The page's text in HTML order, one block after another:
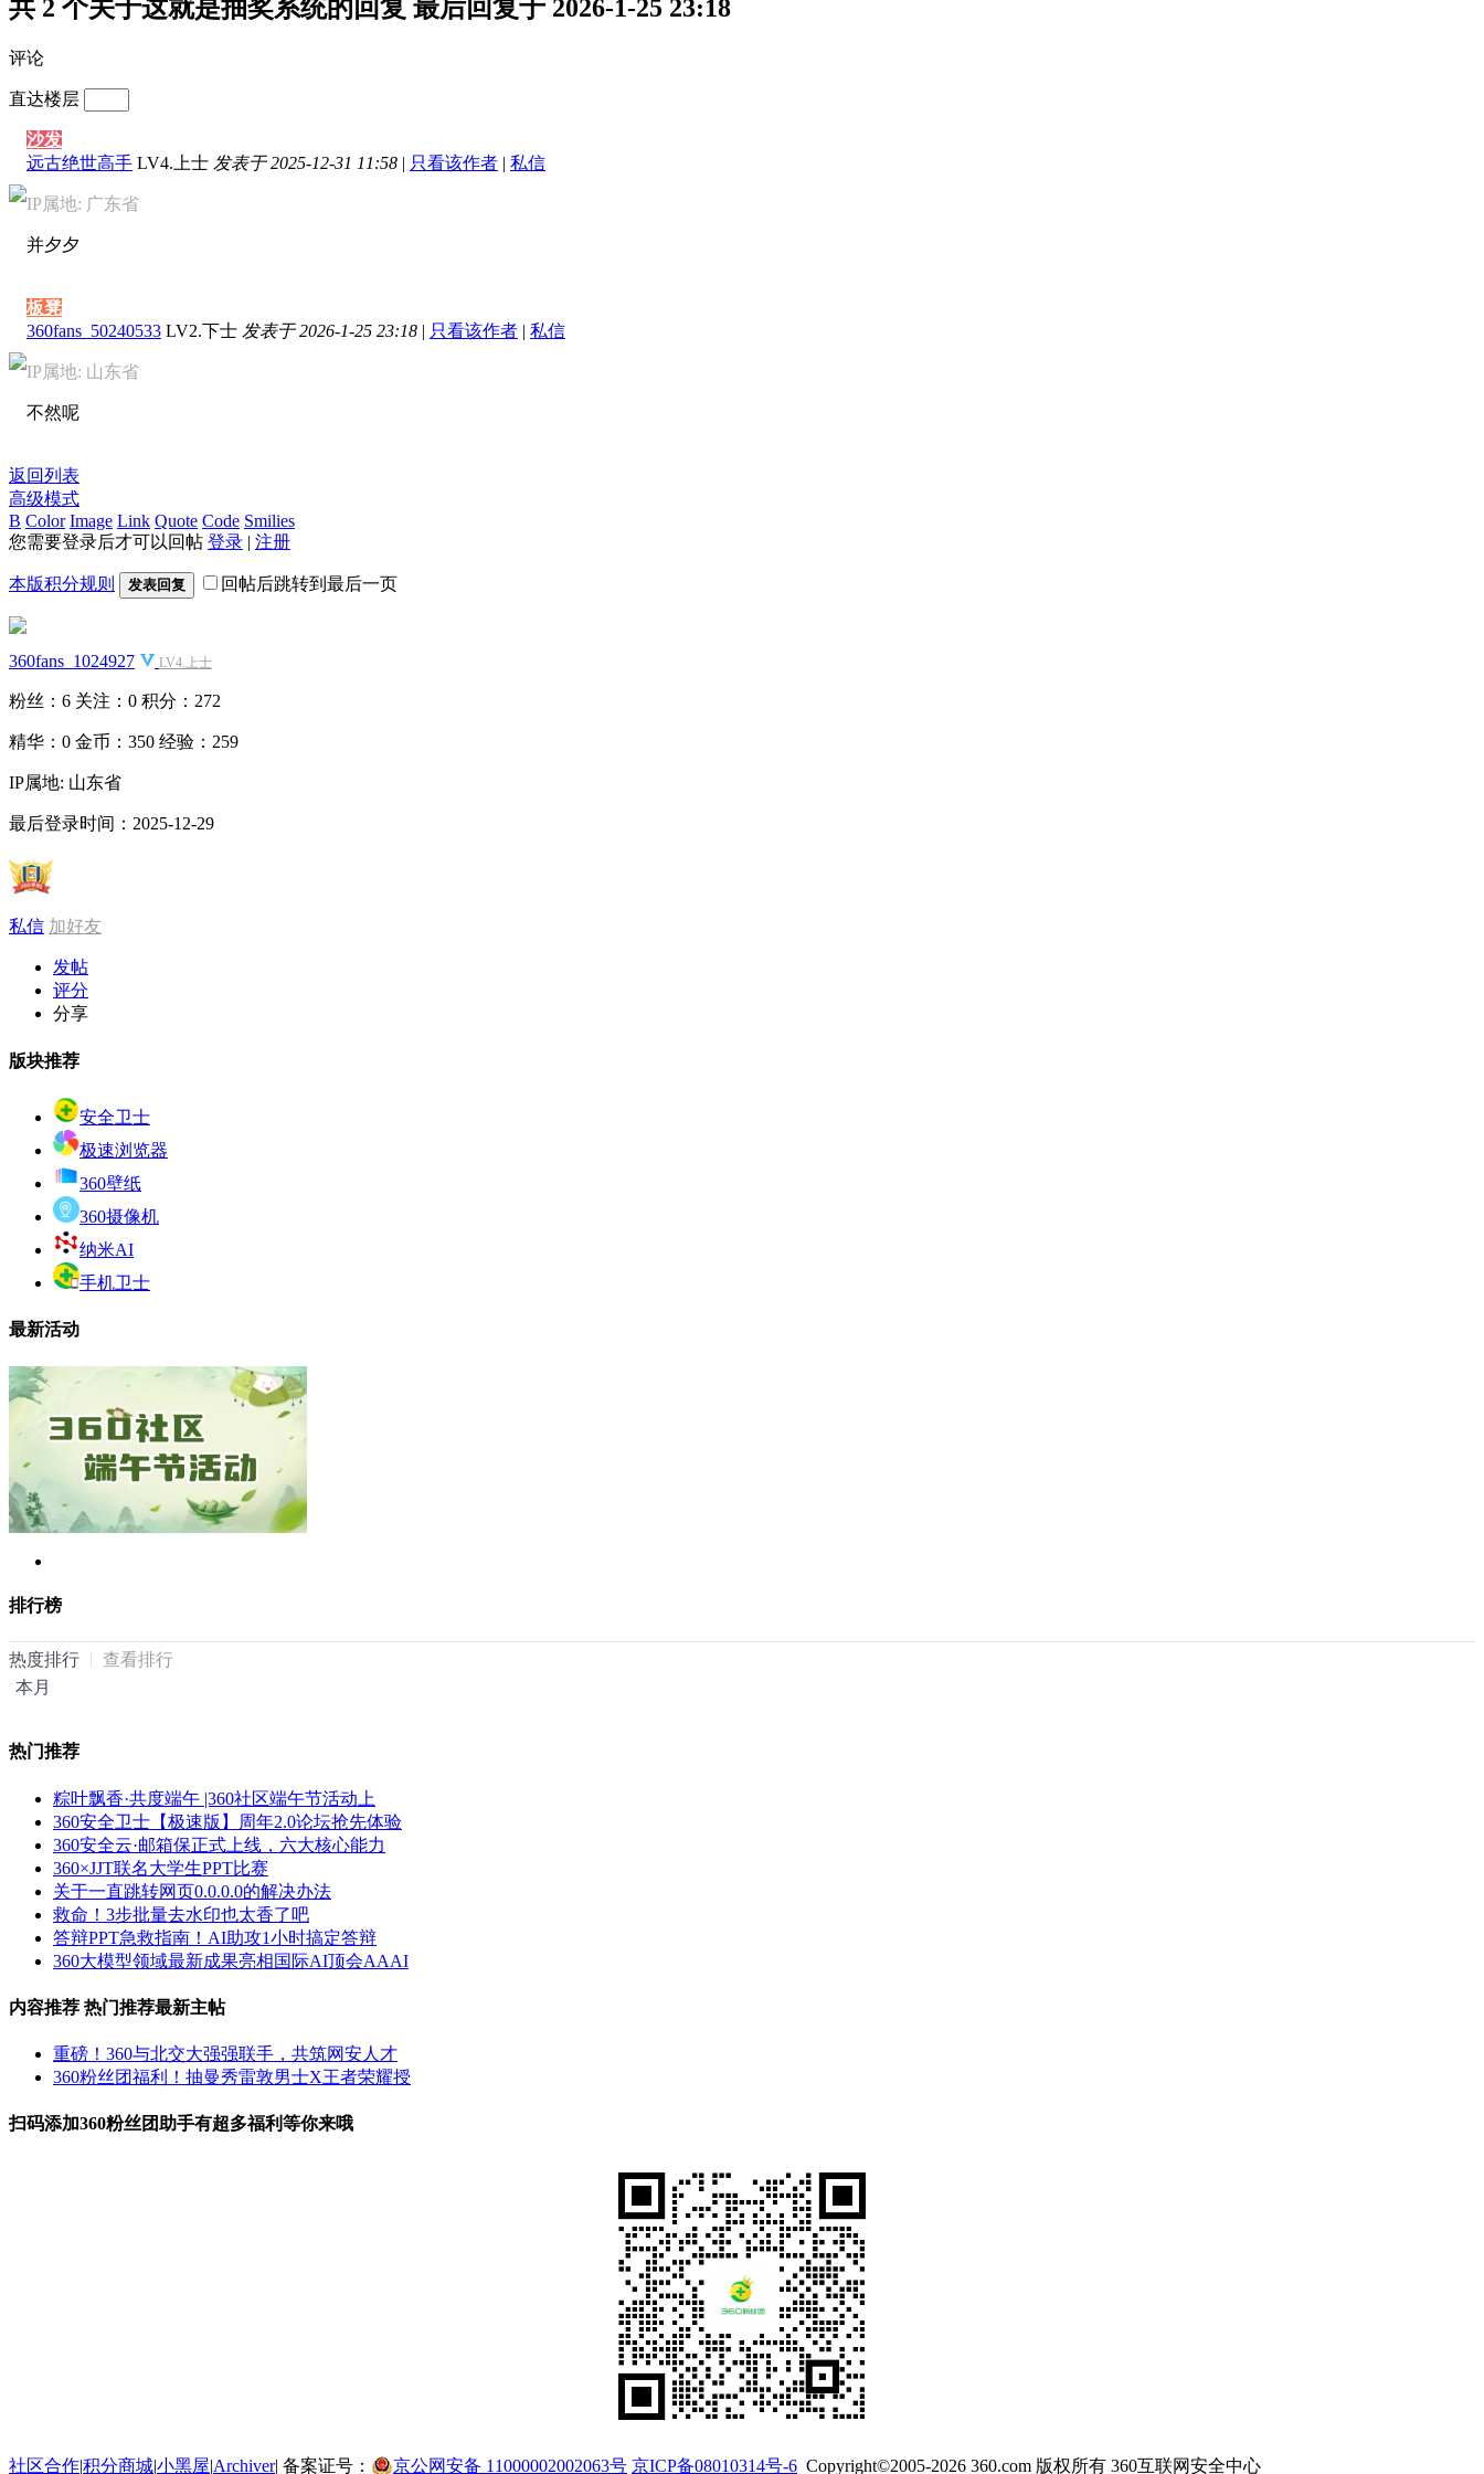
共 2 个关于这就是抽奖系统的回复 最后回复于 2026-1-25 23:18
评论
直达楼层
沙发
远古绝世高手 LV4.上士 发表于 2025-12-31 11:58 | 只看该作者 | 私信
IP属地: 广东省
并夕夕
板凳
360fans_50240533 LV2.下士 发表于 2026-1-25 23:18 | 只看该作者 | 私信
IP属地: 山东省
不然呢
返回列表
高级模式
B Color Image Link Quote Code Smilies
您需要登录后才可以回帖 登录 注册
本版积分规则 发表回复 回帖后跳转到最后一页
360fans_1024927 LV4.上士
粉丝：6 关注：0 积分：272
精华：0 金币：350 经验：259
IP属地: 山东省
最后登录时间：2025-12-29
私信 加好友
发帖
评分
分享
版块推荐
安全卫士
极速浏览器
360壁纸
360摄像机
纳米AI
手机卫士
最新活动
排行榜
热度排行
查看排行
本月
热门推荐
粽叶飘香·共度端午 |360社区端午节活动上
360安全卫士【极速版】周年2.0论坛抢先体验
360安全云·邮箱保正式上线，六大核心能力
360×JJT联名大学生PPT比赛
关于一直跳转网页0.0.0.0的解决办法
救命！3步批量去水印也太香了吧
答辩PPT急救指南！AI助攻1小时搞定答辩
360大模型领域最新成果亮相国际AI顶会AAAI
内容推荐 热门推荐最新主帖
重磅！360与北交大强强联手，共筑网安人才
360粉丝团福利！抽曼秀雷敦男士X王者荣耀授
扫码添加360粉丝团助手有超多福利等你来哦
社区合作|积分商城|小黑屋|Archiver| 备案证号： 京公网安备 11000002002063号 京ICP备08010314号-6 Copyright©2005-2026 360.com 版权所有 360互联网安全中心